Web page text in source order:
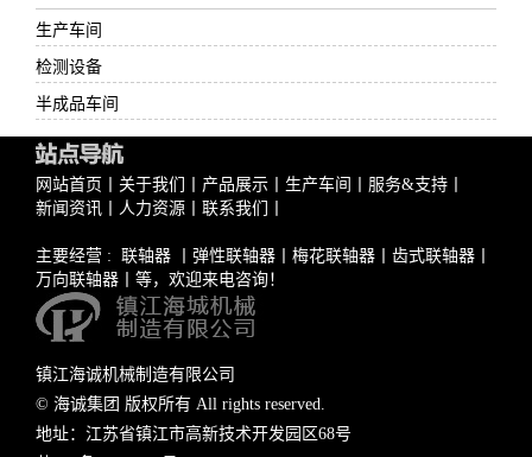
生产车间
检测设备
半成品车间
网站首页 关于我们 产品展示 生产车间 服务&支持
新闻资讯
人力资源 联系我们
主要经营 : 联轴器 弹性联轴器 梅花联轴器 齿式联轴器
万向联轴器 丨等，欢迎来电咨询！
镇江海诚机械制造有限公司
© 海诚集团 版权所有 All rights reserved.
地址：江苏省镇江市高新技术开发园区68号